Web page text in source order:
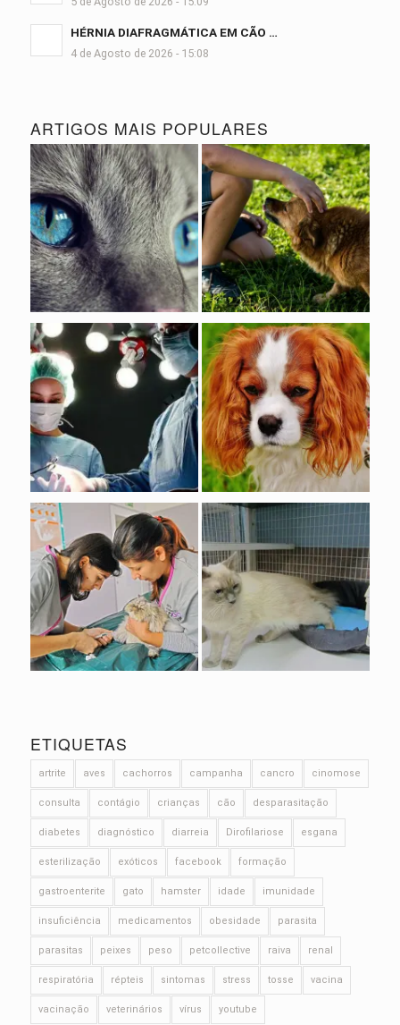
HÉRNIA DIAFRAGMÁTICA EM CÃO …
4 de Agosto de 2026 - 15:08
ARTIGOS MAIS POPULARES
ETIQUETAS
artrite aves cachorros campanha cancro cinomose
consulta contágio crianças cão desparasitação
diabetes diagnóstico diarreia Dirofilariose esgana
esterilização exóticos facebook formação
gastroenterite gato hamster idade imunidade
insuficiência medicamentos obesidade parasita
parasitas peixes peso petcollective raiva renal
respiratória répteis sintomas stress tosse vacina
vacinação veterinários vírus youtube